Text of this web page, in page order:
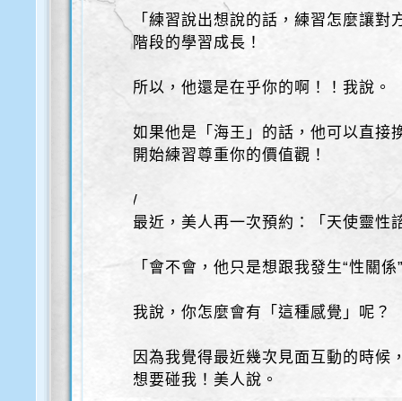
「練習說出想說的話，練習怎麼讓
階段的學習成長！
所以，他還是在乎你的啊！！我說。
如果他是「海王」的話，他可以直接
開始練習尊重你的價值觀！
/
最近，美人再一次預約：「天使靈性
「會不會，他只是想跟我發生“性關
我說，你怎麼會有「這種感覺」呢？
因為我覺得最近幾次見面互動的時候
想要碰我！美人說。